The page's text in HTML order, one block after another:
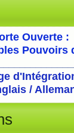
Ouverte :
Pouvoirs
/